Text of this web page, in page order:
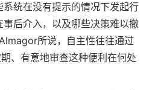
统在没有提示的情况下发起行
后介入，以及哪些决策难以撤
所说，自主性往往通过
、有意地审查这种便利在何处